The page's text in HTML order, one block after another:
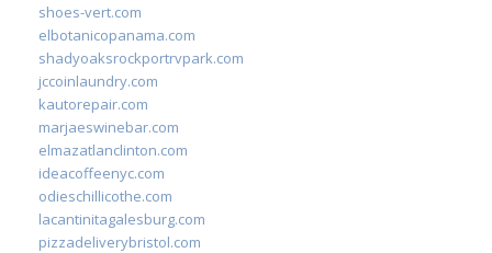
shoes-vert.com
elbotanicopanama.com
shadyoaksrockportrvpark.com
jccoinlaundry.com
kautorepair.com
marjaeswinebar.com
elmazatlanclinton.com
ideacoffeenyc.com
odieschillicothe.com
lacantinitagalesburg.com
pizzadeliverybristol.com